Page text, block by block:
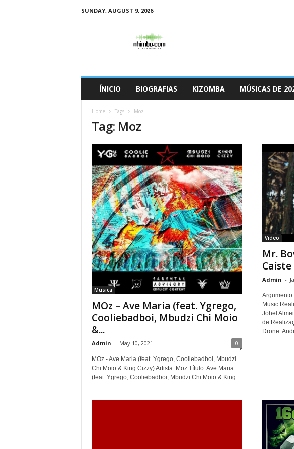
SUNDAY, AUGUST 9, 2026
ÍNICIO BIOGRAFIAS KIZOMBA MÚSICAS DE
Home Tags Moz
Tag: Moz
Musica
MOz – Ave Maria (feat. Ygrego,
Cooliebadboi, Mbudzi Chi Moio
&...
Admin - May 10, 2021 0
MOz - Ave Maria (feat. Ygrego, Cooliebadboi, Mbudzi
Chi Moio & King Cizzy) Artista: Moz Título: Ave Maria
(feat. Ygrego, Cooliebadboi, Mbudzi Chi Moio & King...
Video
Mr.
Admin -
Music
Johel
de
Drone: